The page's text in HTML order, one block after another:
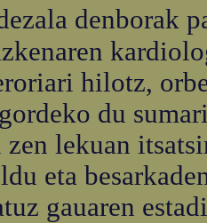
denborak
hilotz,
du
zen lekuan
eta
gauaren